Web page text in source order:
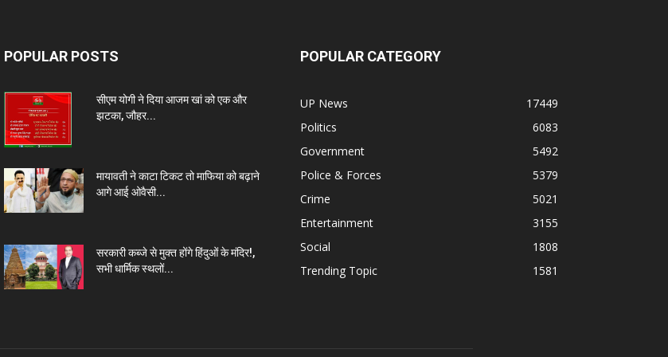
POPULAR POSTS
सीएम योगी ने दिया आजम खां को एक और
झटका, जौहर...
मायावती ने काटा टिकट तो माफिया को बढ़ाने
आगे आई ओवैसी...
सरकारी कब्जे से मुक्त होंगे हिंदुओं के मंदिर!,
सभी धार्मिक स्थलों...
POPULAR CATEGORY
UP News
17449
Politics
6083
Government
5492
Police & Forces
5379
Crime
5021
Entertainment
3155
Social
1808
Trending Topic
1581